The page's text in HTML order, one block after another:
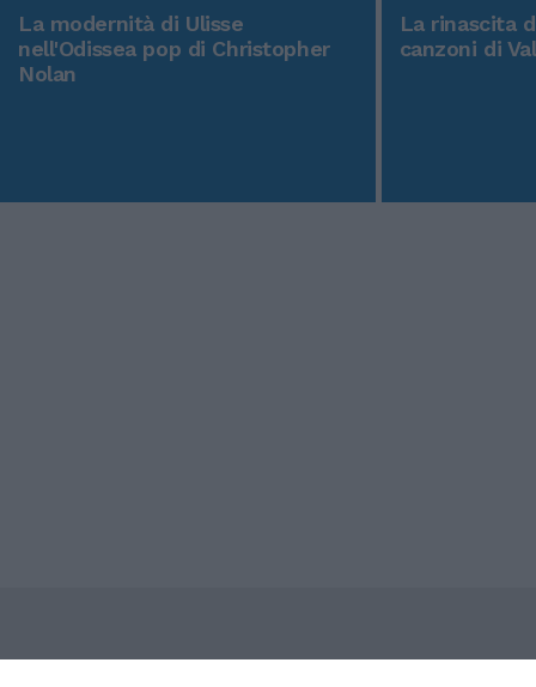
La modernità di Ulisse
nell'Odissea pop di Christopher
Nolan
La rinascita
canzoni di